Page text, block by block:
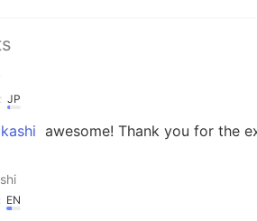
JP
awesome! Thank you for the
EN